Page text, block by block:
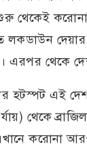
থেকেই
দেয়ার
এরপর থেকে
হটস্পট এই
থেকে
করোনা